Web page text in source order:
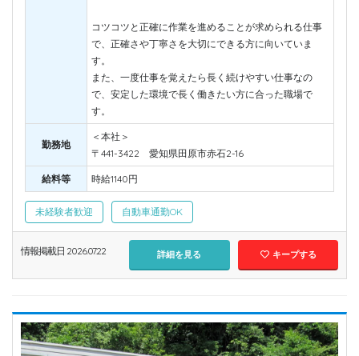
コツコツと正確に作業を進めることが求められる仕事
で、正確さや丁寧さを大切にできる方に向いていま
す。
また、一度仕事を覚えたら長く続けやすい仕事なの
で、安定した環境で長く働きたい方に合った職場で
す。
勤務地
＜本社＞
〒441-3422 愛知県田原市赤石2-16
給料等 時給1140円
未経験者歓迎 自動車通勤OK
情報掲載日 2026.07.22 詳細を見る キープする